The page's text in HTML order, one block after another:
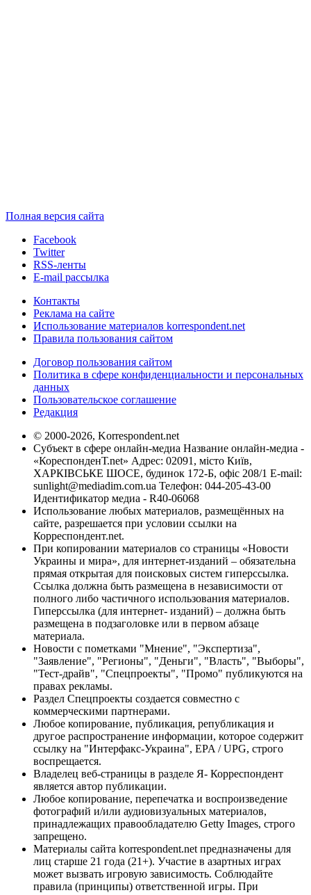
Полная версия сайта
Facebook
Twitter
RSS-ленты
E-mail рассылка
Контакты
Реклама на сайте
Использование материалов korrespondent.net
Правила пользования сайтом
Договор пользования сайтом
Политика в сфере конфиденциальности и персональных
данных
Пользовательское соглашение
Редакция
© 2000-2026, Korrespondent.net
Субъект в сфере онлайн-медиа Название онлайн-медиа -
«КореспонденТ.net» Адрес: 02091, місто Київ,
ХАРКІВСЬКЕ ШОСЕ, будинок 172-Б, офіс 208/1 E-mail:
sunlight@mediadim.com.ua Телефон: 044-205-43-00
Идентификатор медиа - R40-06068
Использование любых материалов, размещённых на
сайте, разрешается при условии ссылки на
Корреспондент.net.
При копировании материалов со страницы «Новости
Украины и мира», для интернет-изданий – обязательна
прямая открытая для поисковых систем гиперссылка.
Ссылка должна быть размещена в независимости от
полного либо частичного использования материалов.
Гиперссылка (для интернет- изданий) – должна быть
размещена в подзаголовке или в первом абзаце
материала.
Новости с пометками "Мнение", "Экспертиза",
"Заявление", "Регионы", "Деньги", "Власть", "Выборы",
"Тест-драйв", "Спецпроекты", "Промо" публикуются на
правах рекламы.
Раздел Спецпроекты создается совместно с
коммерческими партнерами.
Любое копирование, публикация, републикация и
другое распространение информации, которое содержит
ссылку на "Интерфакс-Украина", EPA / UPG, строго
воспрещается.
Владелец веб-страницы в разделе Я- Корреспондент
является автор публикации.
Любое копирование, перепечатка и воспроизведение
фотографий и/или аудиовизуальных материалов,
принадлежащих правообладателю Getty Images, строго
запрещено.
Материалы сайта korrespondent.net предназначены для
лиц старше 21 года (21+). Участие в азартных играх
может вызвать игровую зависимость. Соблюдайте
правила (принципы) ответственной игры. При